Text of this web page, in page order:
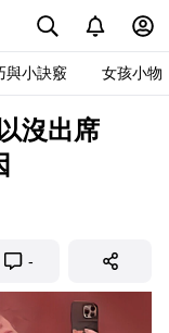
與小訣竅 女孩小物
沒出席
-